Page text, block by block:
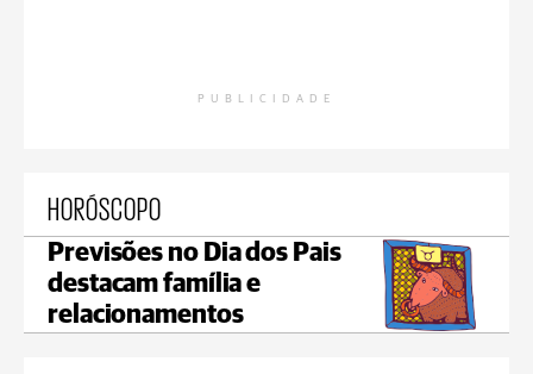
PUBLICIDADE
HORÓSCOPO
Previsões no Dia dos Pais
destacam família e
relacionamentos